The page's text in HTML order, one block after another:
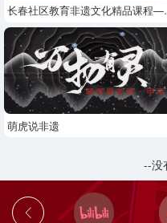
长春社区
萌虎说非遗
--没